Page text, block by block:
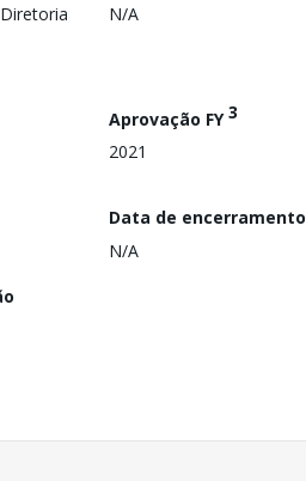
N/A
Aprovação FY3
2021
Data de encerramento
N/A